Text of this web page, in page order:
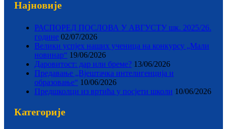
Најновије
РАСПОРЕД ПОСЛОВА У АВГУСТУ шк. 2025/26.
године 02/07/2026
Велики успјех наших ученица на конкурсу „Мали
новинар“ 19/06/2026
Даровитост: дар или бреме? 13/06/2026
Предавање „Вјештачка интелигенција и
образовање“ 10/06/2026
Предшколци из вртића у посјети школи 10/06/2026
Категорије